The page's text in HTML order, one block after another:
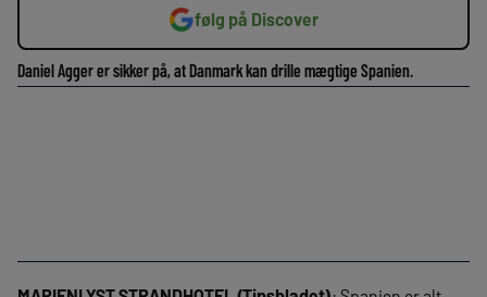
følg på Discover
Daniel Agger er sikker på, at Danmark kan drille mægtige Spanien.